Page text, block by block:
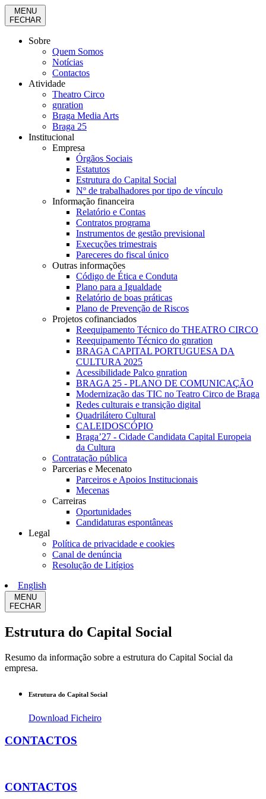
MENU
FECHAR
Sobre
Quem Somos
Notícias
Contactos
Atividade
Theatro Circo
gnration
Braga Media Arts
Braga 25
Institucional
Empresa
Órgãos Sociais
Estatutos
Estrutura do Capital Social
Nº de trabalhadores por tipo de vínculo
Informação financeira
Relatório e Contas
Contratos programa
Instrumentos de gestão previsional
Execuções trimestrais
Pareceres do fiscal único
Outras informações
Código de Ética e Conduta
Plano para a Igualdade
Relatório de boas práticas
Plano de Prevenção de Riscos
Projetos cofinanciados
Reequipamento Técnico do THEATRO CIRCO
Reequipamento Técnico do gnration
BRAGA CAPITAL PORTUGUESA DA
CULTURA 2025
Acessibilidade Palco gnration
BRAGA 25 - PLANO DE COMUNICAÇÃO
Modernização das TIC no Teatro Circo de Braga
Redes culturais e transição digital
Quadrilátero Cultural
CALEIDOSCÓPIO
Braga’27 - Cidade Candidata Capital Europeia
da Cultura
Contratação pública
Parcerias e Mecenato
Parceiros e Apoios Institucionais
Mecenas
Carreiras
Oportunidades
Candidaturas espontâneas
Legal
Política de privacidade e cookies
Canal de denúncia
Resolução de Litígios
English
MENU
FECHAR
Estrutura do Capital Social
Resumo da informação sobre a estrutura do Capital Social da
empresa.
Estrutura do Capital Social
Download Ficheiro
CONTACTOS
CONTACTOS